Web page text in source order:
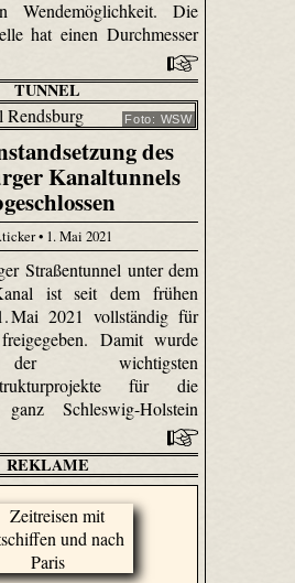
Wendemöglichkeit. Die
hat einen Durchmesser
TUNNEL
Foto: WSW
des
Kanaltunnels
• 1. Mai 2021
Straßentunnel unter dem
ist seit dem frühen
Mai 2021 vollständig für
Damit wurde
wichtigsten
für die
Schleswig-Holstein
REKLAME